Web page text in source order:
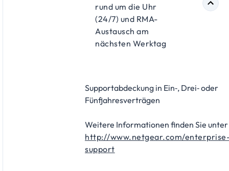
rund um die Uhr
(24/7) und RMA-
Austausch am
nächsten Werktag
Supportabdeckung in Ein‑, Drei‑ oder
Fünfjahresverträgen
Weitere Informationen finden Sie unter
http://www.netgear.com/
support